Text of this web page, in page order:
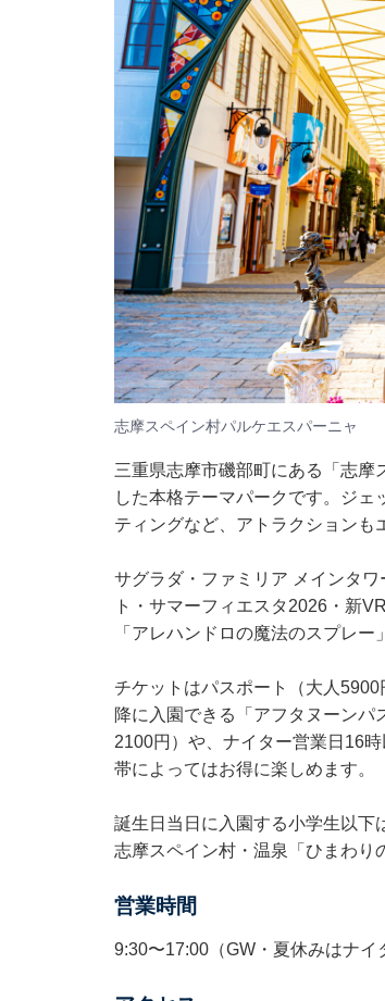
志摩スペイン村パルケエスパーニャ
三重県志摩市磯部町にある「志摩
した本格テーマパークです。ジ
ティングなど、アトラクションも
サグラダ・ファミリア メインタ
ト・サマーフィエスタ2026・新
「アレハンドロの魔法のスプレ
チケットはパスポート（大人
降に入園できる「アフタヌーンパ
2100円）や、ナイター営業日16
帯によってはお得に楽しめます。
誕生日当日に入園する小学生以下
志摩スペイン村・温泉「ひまわり
営業時間
9:30〜17:00（GW・夏休みはナイ